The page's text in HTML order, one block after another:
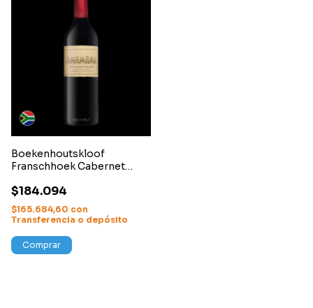
Boekenhoutskloof
Franschhoek Cabernet
$184.094
$165.684,60 con
Transferencia o depósito
Comprar